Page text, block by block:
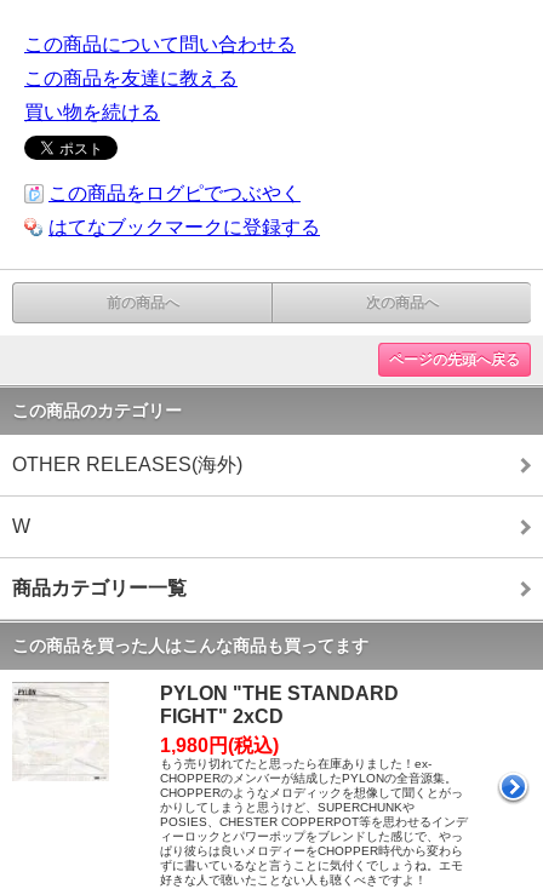
この商品について問い合わせる
この商品を友達に教える
買い物を続ける
この商品をログピでつぶやく
はてなブックマークに登録する
前の商品へ 次の商品へ
ページの先頭へ戻る
この商品のカテゴリー
OTHER RELEASES(海外)
W
商品カテゴリー一覧
この商品を買った人はこんな商品も買ってます
PYLON "THE STANDARD
FIGHT" 2xCD
1,980円(税込)
もう売り切れてたと思ったら在庫ありました！ex-
CHOPPERのメンバーが結成したPYLONの全音源集。
CHOPPERのようなメロディックを想像して聞くとがっ
かりしてしまうと思うけど、SUPERCHUNKや
POSIES、CHESTER COPPERPOT等を思わせるインデ
ィーロックとパワーポップをブレンドした感じで、やっ
ぱり彼らは良いメロディーをCHOPPER時代から変わら
ずに書いているなと言うことに気付くでしょうね。エモ
好きな人で聴いたことない人も聴くべきですよ！